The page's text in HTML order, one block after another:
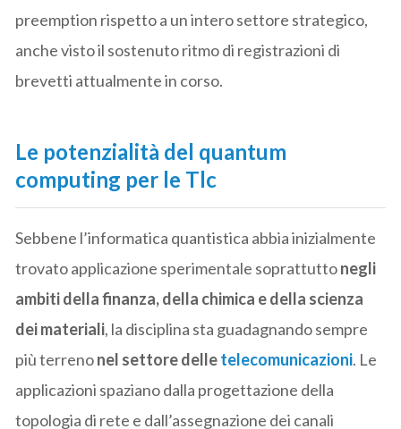
preemption rispetto a un intero settore strategico,
anche visto il sostenuto ritmo di registrazioni di
brevetti attualmente in corso.
Le potenzialità del quantum
computing per le Tlc
Sebbene l’informatica quantistica abbia inizialmente
trovato applicazione sperimentale soprattuttonegli
ambiti della finanza, della chimica e della scienza
dei materiali, la disciplina sta guadagnando sempre
più terrenonel settore delletelecomunicazioni. Le
applicazioni spaziano dalla progettazione della
topologia di rete e dall’assegnazione dei canali